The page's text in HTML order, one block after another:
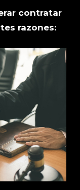
contratar
razones: